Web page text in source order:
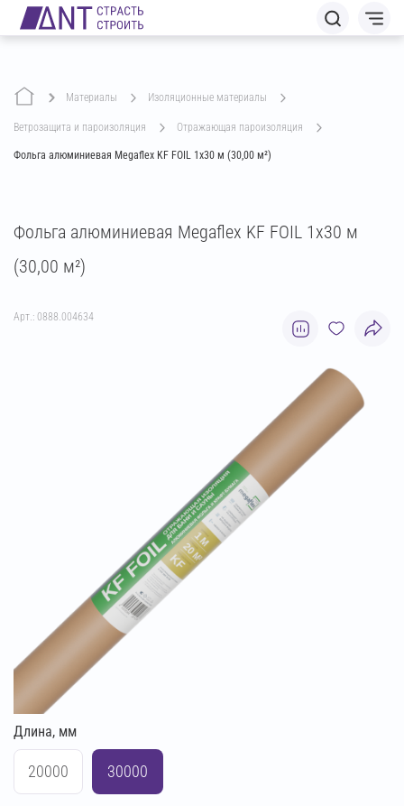
Материалы изоляционные материалы
ветрозащита и пароизоляция отражающая пароизоляция
Фольга алюминиевая Megaflex KF FOIL 1х30 м (30,00 м²)
Фольга алюминиевая Megaflex KF FOIL 1х30 м
(30,00 м²)
Арт.: 0888.004634
Длина, мм
20000 30000